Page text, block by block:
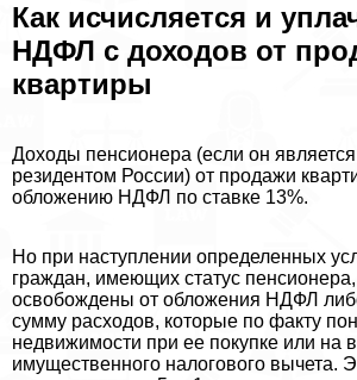
Как исчисляется и
НДФЛ с доходов от
квартиры
Доходы пенсионера (если он
резидентом России) от продажи
обложению НДФЛ по ставке 13%.
Но при наступлении определенных
граждан, имеющих статус
освобождены от обложения НДФЛ
сумму расходов, которые по факту
недвижимости при ее покупке или на
имущественного налогового вычета.